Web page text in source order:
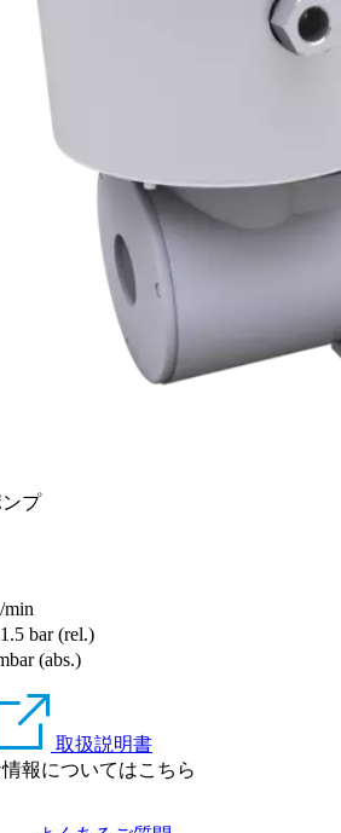
プ
1.5 bar (rel.)
(abs.)
取扱説明書
報についてはこちら